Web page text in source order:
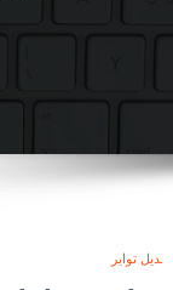
تبديل تواير